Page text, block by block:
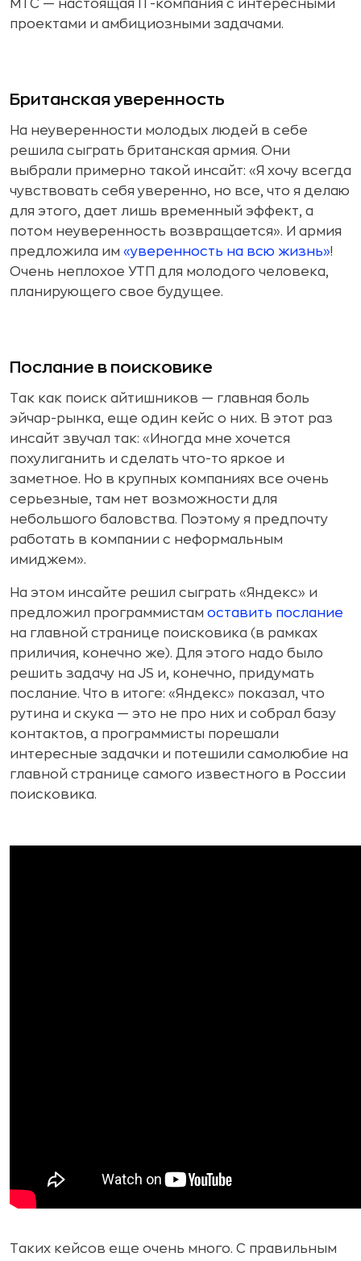
МТС — настоящая IT-компания с интересными
проектами и амбициозными задачами.
Британская уверенность
На неуверенности молодых людей в себе
решила сыграть британская армия. Они
выбрали примерно такой инсайт: «Я хочу всегда
чувствовать себя уверенно, но все, что я делаю
для этого, дает лишь временный эффект, а
потом неуверенность возвращается». И армия
предложила им «уверенность на всю жизнь»!
Очень неплохое УТП для молодого человека,
планирующего свое будущее.
Послание в поисковике
Так как поиск айтишников — главная боль
эйчар-рынка, еще один кейс о них. В этот раз
инсайт звучал так: «Иногда мне хочется
похулиганить и сделать что-то яркое и
заметное. Но в крупных компаниях все очень
серьезные, там нет возможности для
небольшого баловства. Поэтому я предпочту
работать в компании с неформальным
имиджем».
На этом инсайте решил сыграть «Яндекс» и
предложил программистам оставить послание
на главной странице поисковика (в рамках
приличия, конечно же). Для этого надо было
решить задачу на JS и, конечно, придумать
послание. Что в итоге: «Яндекс» показал, что
рутина и скука — это не про них и собрал базу
контактов, а программисты порешали
интересные задачки и потешили самолюбие на
главной странице самого известного в России
поисковика.
Таких кейсов еще очень много. С правильным